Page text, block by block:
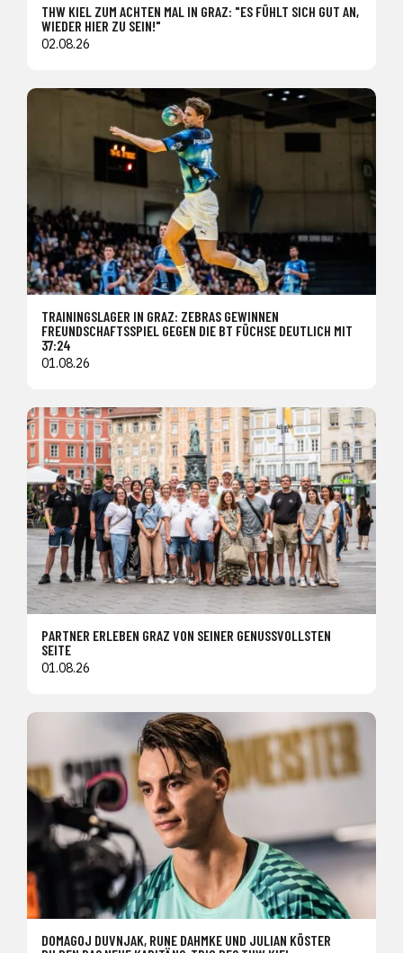
THW KIEL ZUM ACHTEN MAL IN GRAZ: "ES FÜHLT SICH GUT AN,
WIEDER HIER ZU SEIN!"
02.08.26
TRAININGSLAGER IN GRAZ: ZEBRAS GEWINNEN
FREUNDSCHAFTSSPIEL GEGEN DIE BT FÜCHSE DEUTLICH MIT
37:24
01.08.26
PARTNER ERLEBEN GRAZ VON SEINER GENUSSVOLLSTEN
SEITE
01.08.26
DOMAGOJ DUVNJAK, RUNE DAHMKE UND JULIAN KÖSTER